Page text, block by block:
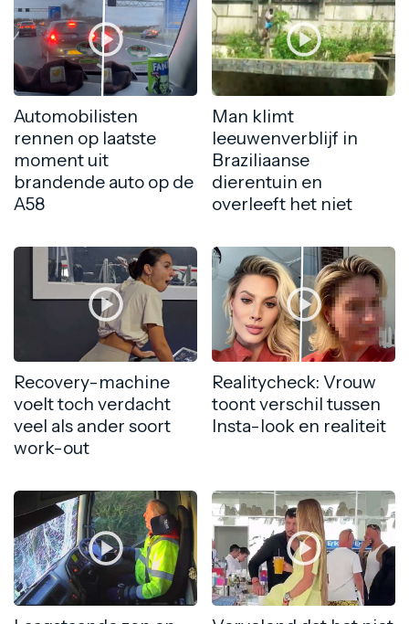
Automobilisten
rennen op laatste
moment uit
brandende auto op de
A58
Man klimt
leeuwenverblijf in
Braziliaanse
dierentuin en
overleeft het niet
Recovery-machine
voelt toch verdacht
veel als ander soort
work-out
Realitycheck: Vrouw
toont verschil tussen
Insta-look en realiteit